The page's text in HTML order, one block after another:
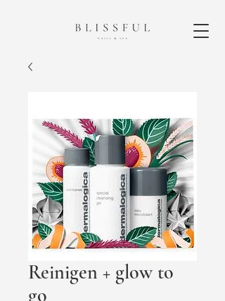
Reinigen + glow to
go